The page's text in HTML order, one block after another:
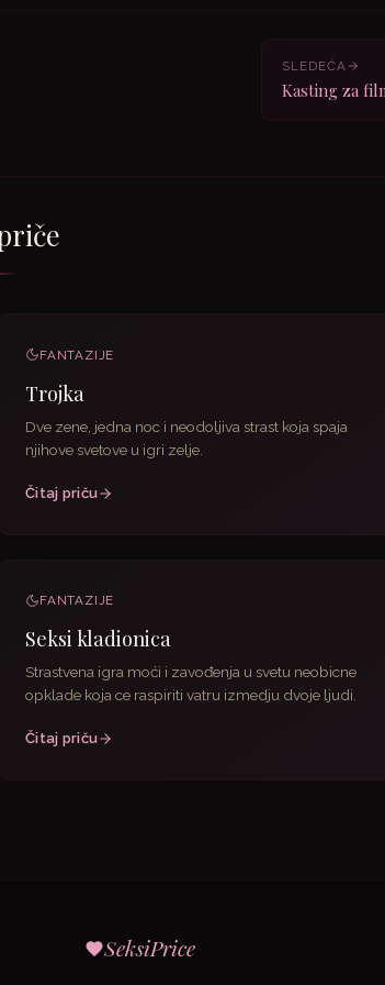
SLEDEĆA
Kasting za
FANTAZIJE
Trojka
Dve zene, jedna noc i neodoljiva strast koja spaja
njihove svetove u igri zelje.
Čitaj priču
FANTAZIJE
Seksi kladionica
Strastvena igra moći i zavođenja u svetu neobicne
opklade koja ce raspiriti vatru izmedju dvoje ljudi.
Čitaj priču
SeksiPrice